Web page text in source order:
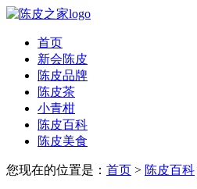
首页
新会陈皮
陈皮品牌
陈皮茶
小青柑
陈皮百科
陈皮美食
您现在的位置是： 首页 > 陈皮百科